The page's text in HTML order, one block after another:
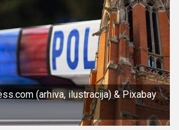
(arhiva, ilustracija) & Pixabay